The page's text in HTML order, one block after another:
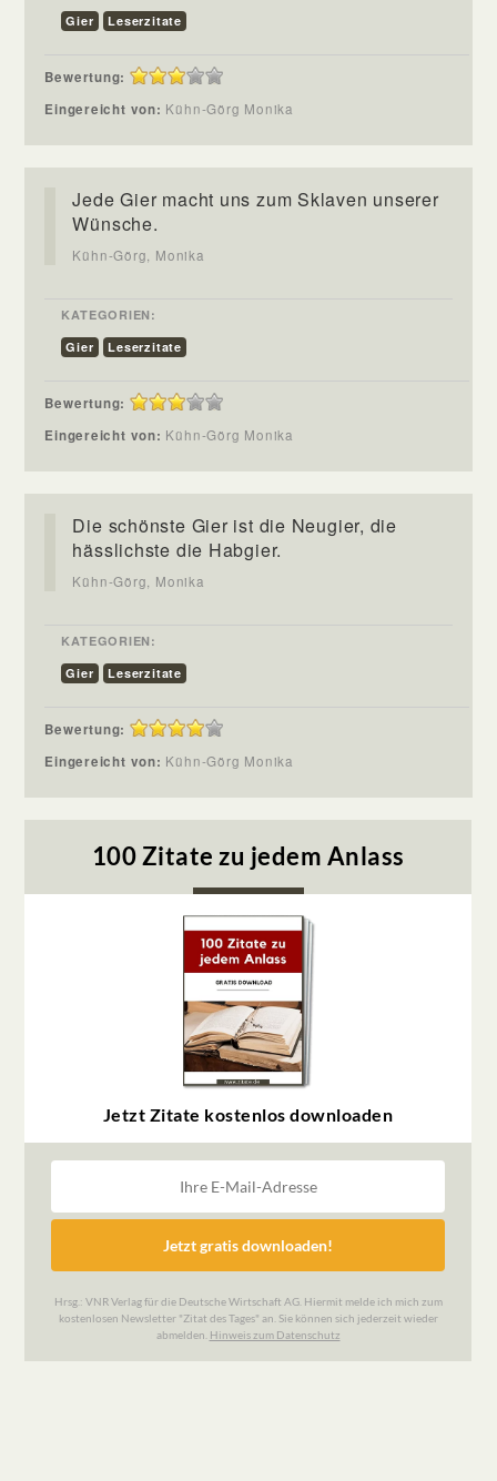
Gier
Leserzitate
Bewertung:
Eingereicht von: Kühn-Görg Monika
Jede Gier macht uns zum Sklaven unserer
Wünsche.
Kühn-Görg, Monika
KATEGORIEN:
Gier
Leserzitate
Bewertung:
Eingereicht von: Kühn-Görg Monika
Die schönste Gier ist die Neugier, die
hässlichste die Habgier.
Kühn-Görg, Monika
KATEGORIEN:
Gier
Leserzitate
Bewertung:
Eingereicht von: Kühn-Görg Monika